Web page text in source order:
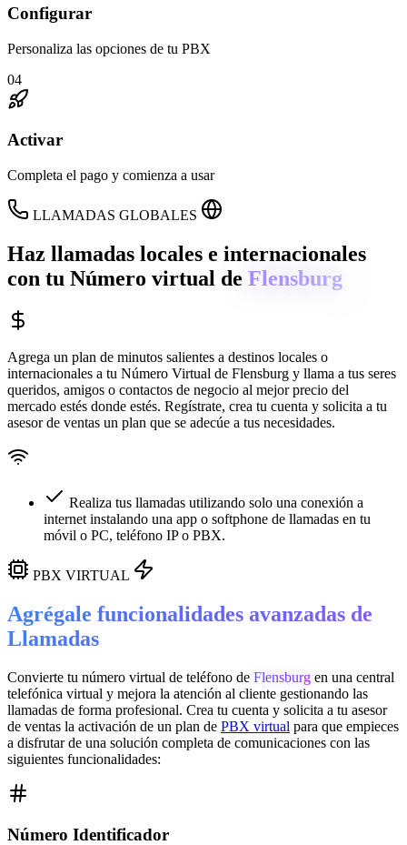
Configurar
Personaliza las opciones de tu PBX
04
Activar
Completa el pago y comienza a usar
LLAMADAS GLOBALES
Haz llamadas locales e internacionales
con tu Número virtual de Flensburg
Agrega un plan de minutos salientes a destinos locales o
internacionales a tu Número Virtual de Flensburg y llama a tus seres
queridos, amigos o contactos de negocio al mejor precio del
mercado estés donde estés. Regístrate, crea tu cuenta y solicita a tu
asesor de ventas un plan que se adecúe a tus necesidades.
Realiza tus llamadas utilizando solo una conexión a
internet instalando una app o softphone de llamadas en tu
móvil o PC, teléfono IP o PBX.
PBX VIRTUAL
Agrégale funcionalidades avanzadas de
Llamadas
Convierte tu número virtual de teléfono de Flensburg en una central
telefónica virtual y mejora la atención al cliente gestionando las
llamadas de forma profesional. Crea tu cuenta y solicita a tu asesor
de ventas la activación de un plan de PBX virtual para que empieces
a disfrutar de una solución completa de comunicaciones con las
siguientes funcionalidades:
Número Identificador